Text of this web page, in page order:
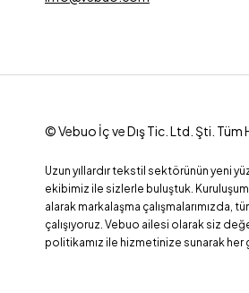
© Vebuo İç ve Dış Tic. Ltd. Şti. Tüm
Uzun yıllardır tekstil sektörünün yeni
ekibimiz ile sizlerle buluştuk.
alarak markalaşma
çalışıyoruz. Vebuo ailesi olarak siz
politikamız ile hizmetinize sunarak